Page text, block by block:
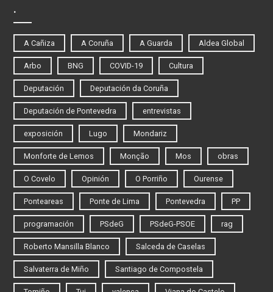
.
A Cañiza A Coruña A Guarda Aldea Global
Arbo BNG COVID-19 Cultura
Deputación Deputación da Coruña
Deputación de Pontevedra entrevistas
exposición Lugo Mondariz
Monforte de Lemos Monção Mos obras
O Covelo Opinión O Porriño Ourense
Ponteareas Ponte de Lima Pontevedra PP
programación PSdeG PSdeG-PSOE rag
Roberto Mansilla Blanco Salceda de Caselas
Salvaterra de Miño Santiago de Compostela